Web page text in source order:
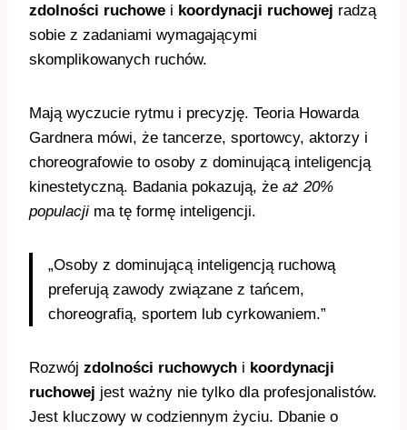
zdolności ruchowe i koordynacji ruchowej radzą
sobie z zadaniami wymagającymi
skomplikowanych ruchów.
Mają wyczucie rytmu i precyzję. Teoria Howarda
Gardnera mówi, że tancerze, sportowcy, aktorzy i
choreografowie to osoby z dominującą inteligencją
kinestetyczną. Badania pokazują, że aż 20%
populacji ma tę formę inteligencji.
„Osoby z dominującą inteligencją ruchową
preferują zawody związane z tańcem,
choreografią, sportem lub cyrkowaniem.”
Rozwój zdolności ruchowych i koordynacji
ruchowej jest ważny nie tylko dla profesjonalistów.
Jest kluczowy w codziennym życiu. Dbanie o